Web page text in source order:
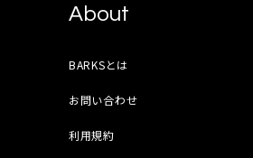
About
BARKSとは
お問い合わせ
利用規約